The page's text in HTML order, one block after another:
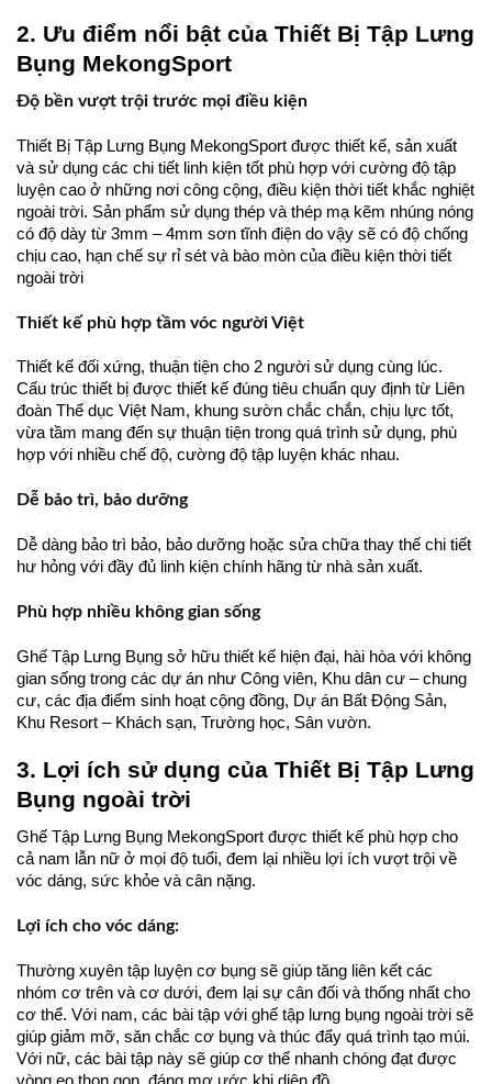
2. Ưu điểm nổi bật của Thiết Bị Tập Lưng
Bụng MekongSport
Độ bền vượt trội trước mọi điều kiện
Thiết Bị Tập Lưng Bụng MekongSport được thiết kế, sản xuất
và sử dụng các chi tiết linh kiện tốt phù hợp với cường độ tập
luyện cao ở những nơi công cộng, điều kiện thời tiết khắc nghiệt
ngoài trời. Sản phẩm sử dụng thép và thép mạ kẽm nhúng nóng
có độ dày từ 3mm – 4mm sơn tĩnh điện do vậy sẽ có độ chống
chịu cao, hạn chế sự rỉ sét và bào mòn của điều kiện thời tiết
ngoài trời
Thiết kế phù hợp tầm vóc người Việt
Thiết kế đối xứng, thuận tiện cho 2 người sử dụng cùng lúc.
Cấu trúc thiết bị được thiết kế đúng tiêu chuẩn quy định từ Liên
đoàn Thể dục Việt Nam, khung sườn chắc chắn, chịu lực tốt,
vừa tầm mang đến sự thuận tiện trong quá trình sử dụng, phù
hợp với nhiều chế độ, cường độ tập luyện khác nhau.
Dễ bảo trì, bảo dưỡng
Dễ dàng bảo trì bảo, bảo dưỡng hoặc sửa chữa thay thế chi tiết
hư hỏng với đầy đủ linh kiện chính hãng từ nhà sản xuất.
Phù hợp nhiều không gian sống
Ghế Tập Lưng Bụng sở hữu thiết kế hiện đại, hài hòa với không
gian sống trong các dự án như Công viên, Khu dân cư – chung
cư, các địa điểm sinh hoạt cộng đồng, Dự án Bất Động Sản,
Khu Resort – Khách sạn, Trường học, Sân vườn.
3. Lợi ích sử dụng của Thiết Bị Tập Lưng
Bụng ngoài trời
Ghế Tập Lưng Bụng MekongSport được thiết kế phù hợp cho
cả nam lẫn nữ ở mọi độ tuổi, đem lại nhiều lợi ích vượt trội về
vóc dáng, sức khỏe và cân nặng.
Lợi ích cho vóc dáng:
Thường xuyên tập luyện cơ bụng sẽ giúp tăng liên kết các
nhóm cơ trên và cơ dưới, đem lại sự cân đối và thống nhất cho
cơ thể. Với nam, các bài tập với ghế tập lưng bụng ngoài trời sẽ
giúp giảm mỡ, săn chắc cơ bụng và thúc đẩy quá trình tạo múi.
Với nữ, các bài tập này sẽ giúp cơ thể nhanh chóng đạt được
vòng eo thon gọn, đáng mơ ước khi diện đồ.